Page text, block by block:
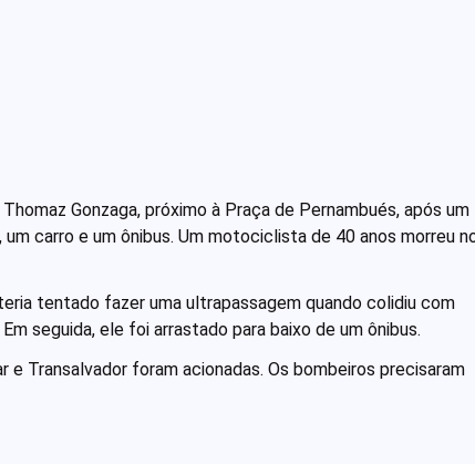
Gonzaga, próximo à Praça de Pernambués, após um
carro e um ônibus. Um motociclista de 40 anos morreu
tentado fazer uma ultrapassagem quando colidiu com
seguida, ele foi arrastado para baixo de um ônibus.
e Transalvador foram acionadas. Os bombeiros precisaram